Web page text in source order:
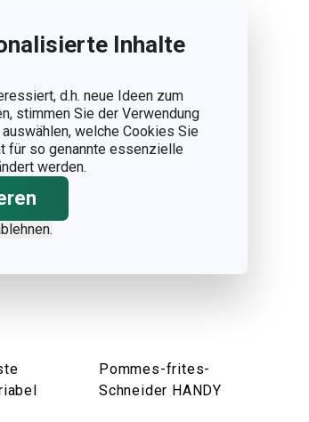
Inhalte
d.h. neue Ideen zum
stimmen Sie der Verwendung
welche Cookies Sie
für so genannte essenzielle
werden.
Pommes-frites-
Schneider HANDY